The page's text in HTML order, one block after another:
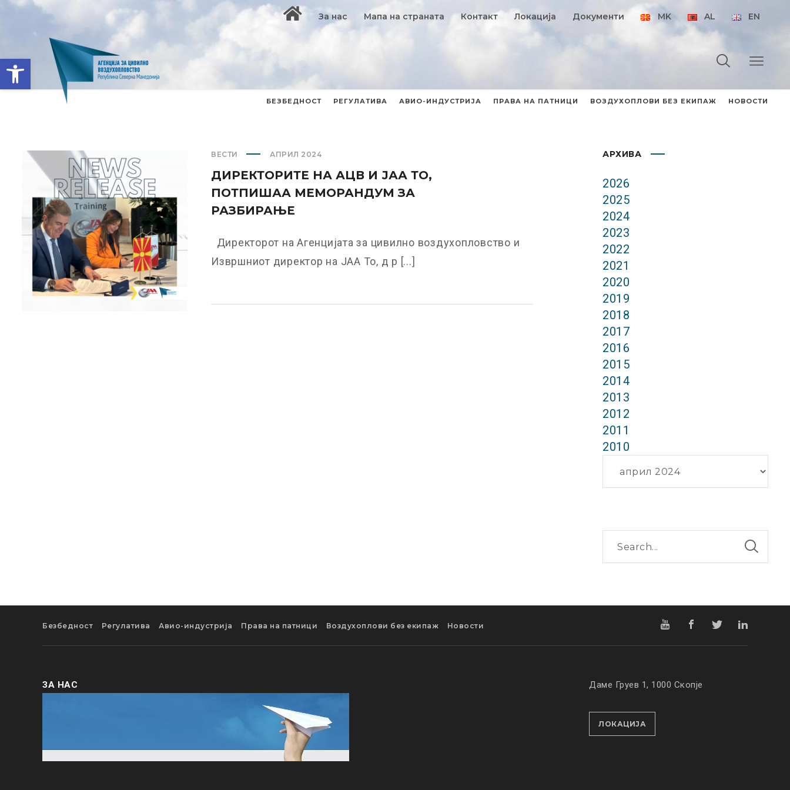
Open toolbar
За нас Мапа на страната Контакт Локација Документи MK AL EN
БЕЗБЕДНОСТ РЕГУЛАТИВА АВИО-ИНДУСТРИЈА ПРАВА НА ПАТНИЦИ ВОЗДУХОПЛОВИ БЕЗ ЕКИПАЖ НОВОСТИ
ВЕСТИ АПРИЛ 2024
ДИРЕКТОРИТЕ НА АЦВ И ЈАА ТО,
ПОТПИШАА МЕМОРАНДУМ ЗА
РАЗБИРАЊЕ
Директорот на Агенцијата за цивилно воздухопловство и
Извршниот директор на ЈАА То, д р [...]
АРХИВА
2026
2025
2024
2023
2022
2021
2020
2019
2018
2017
2016
2015
2014
2013
2012
2011
2010
Безбедност Регулатива Авио-индустрија Права на патници Воздухоплови без екипаж Новости
ЗА НАС Даме Груев 1, 1000 Скопје
ЛОКАЦИЈА